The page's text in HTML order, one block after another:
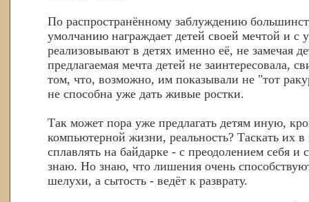
По распространённому заблуждению
умолчанию награждает детей своей мечтой и с
реализовывают в детях именно её, не замечая
предлагаемая мечта детей не заинтересовала,
том, что, возможно, им показывали не "тот
не способна уже дать живые ростки.
Так может пора уже предлагать детям иную,
компьютерной жизни, реальность? Таскать их
сплавлять на байдарке - с преодолением себя и
знаю. Но знаю, что лишения очень
шелухи, а сытость - ведёт к разврату.